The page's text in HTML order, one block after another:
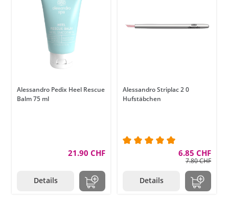
Alessandro Pedix Heel Rescue
Balm 75 ml
21.90 CHF
Details
Alessandro Striplac 2 0
Hufstäbchen
Durchschnittliche
6.85 CHF
7.80 CHF
Details